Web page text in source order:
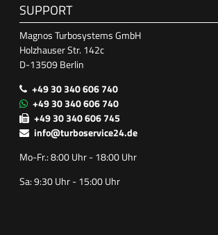
SUPPORT
Magnos Turbosystems GmbH
Holzhauser Str. 142c
D-13509 Berlin
+49 30 340 606 740
+49 30 340 606 740
+49 30 340 606 745
info@turboservice24.de
Mo-Fr.: 8:00 Uhr - 18:00 Uhr
Sa: 9:30 Uhr - 15:00 Uhr